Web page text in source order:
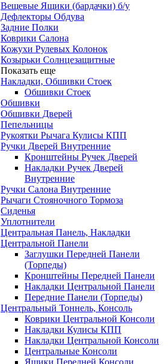
Вещевые Ящики (бардачки) б/у
Дефлекторы Обдува
Задние Полки
Коврики Салона
Кожухи Рулевых Колонок
Козырьки Солнцезащитные
Показать еще
Накладки, Обшивки Стоек
Обшивки Стоек
Обшивки
Обшивки Дверей
Пепельницы
Рукоятки Рычага Кулисы КПП
Ручки Дверей Внутренние
Кронштейны Ручек Дверей
Накладки Ручек Дверей
Внутренние
Ручки Салона Внутренние
Рычаги Стояночного Тормоза
Сиденья
Уплотнители
Центральная Панель, Накладки
Центральной Панели
Заглушки Передней Панели
(Торпеды)
Кронштейны Передней Панели
Накладки Центральной Панели
Передние Панели (Торпеды)
Центральный Тоннель, Консоль
Коврики Центральной Консоли
Накладки Кулисы КПП
Накладки Центральной Консоли
Центральные Консоли
Ящики Передней Консоли